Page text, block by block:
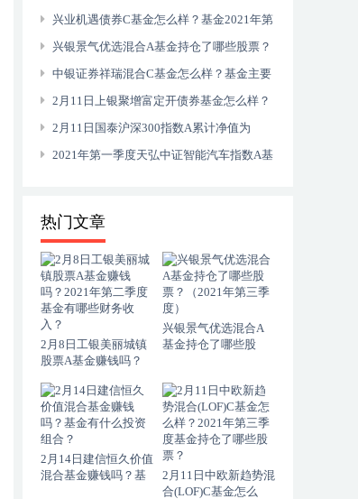
以来收益0.33%，2021年第四季度基金行业怎
么配置？
兴业机遇债券C基金怎么样？基金2021年第
三季度表现如何？（2月11日）
兴银景气优选混合A基金持仓了哪些股票？
（2021年第三季度）
中银证券祥瑞混合C基金怎么样？基金主要
卖出哪些股票？（2021年第二季度）
2月11日上银聚增富定开债券基金怎么样？
该基金2021年第二季度利润如何？
2月11日国泰沪深300指数A累计净值为
1.6374元，2021年第四季度基金资产怎么配
2021年第一季度天弘中证智能汽车指数A基
热门文章
2月8日工银美丽城镇
股票A基金赚钱吗？
有哪些财务收入？
兴银景气优选混合A
基金持仓了哪些股
2月14日建信恒久价值
混合基金赚钱吗？基
2月11日中欧新趋势混
合(LOF)C基金怎么